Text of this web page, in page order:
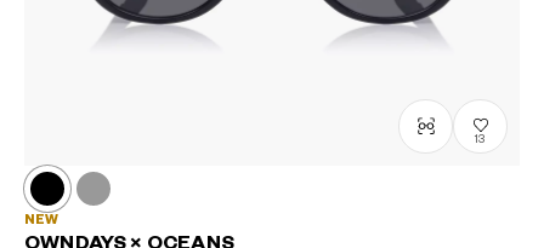
13
NEW
OWNDAYS × OCEANS